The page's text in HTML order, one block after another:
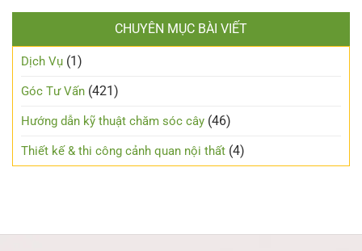
CHUYÊN MỤC BÀI VIẾT
Dịch Vụ (1)
Góc Tư Vấn (421)
Hướng dẫn kỹ thuật chăm sóc cây (46)
Thiết kế & thi công cảnh quan nội thất (4)